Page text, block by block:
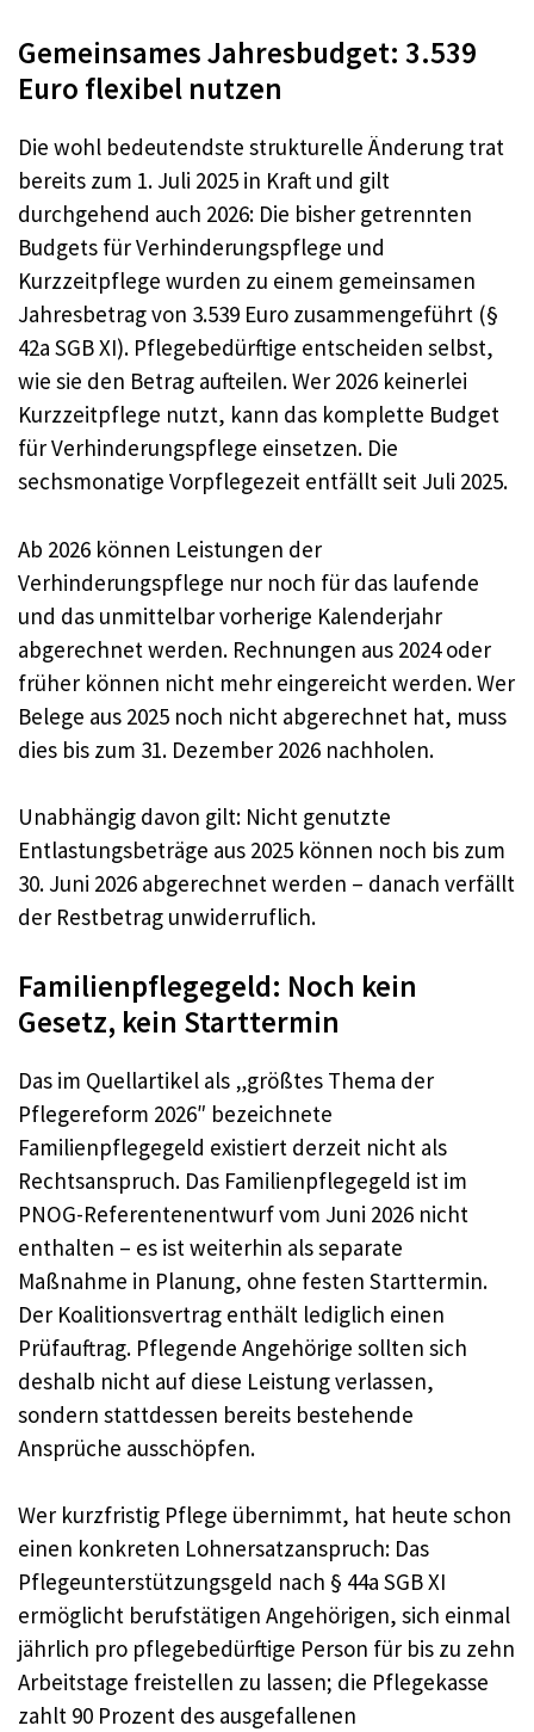
Gemeinsames Jahresbudget: 3.539
Euro flexibel nutzen
Die wohl bedeutendste strukturelle Änderung trat
bereits zum 1. Juli 2025 in Kraft und gilt
durchgehend auch 2026: Die bisher getrennten
Budgets für Verhinderungspflege und
Kurzzeitpflege wurden zu einem gemeinsamen
Jahresbetrag von 3.539 Euro zusammengeführt (§
42a SGB XI). Pflegebedürftige entscheiden selbst,
wie sie den Betrag aufteilen. Wer 2026 keinerlei
Kurzzeitpflege nutzt, kann das komplette Budget
für Verhinderungspflege einsetzen. Die
sechsmonatige Vorpflegezeit entfällt seit Juli 2025.
Ab 2026 können Leistungen der
Verhinderungspflege nur noch für das laufende
und das unmittelbar vorherige Kalenderjahr
abgerechnet werden. Rechnungen aus 2024 oder
früher können nicht mehr eingereicht werden. Wer
Belege aus 2025 noch nicht abgerechnet hat, muss
dies bis zum 31. Dezember 2026 nachholen.
Unabhängig davon gilt: Nicht genutzte
Entlastungsbeträge aus 2025 können noch bis zum
30. Juni 2026 abgerechnet werden – danach verfällt
der Restbetrag unwiderruflich.
Familienpflegegeld: Noch kein
Gesetz, kein Starttermin
Das im Quellartikel als „größtes Thema der
Pflegereform 2026″ bezeichnete
Familienpflegegeld existiert derzeit nicht als
Rechtsanspruch. Das Familienpflegegeld ist im
PNOG-Referentenentwurf vom Juni 2026 nicht
enthalten – es ist weiterhin als separate
Maßnahme in Planung, ohne festen Starttermin.
Der Koalitionsvertrag enthält lediglich einen
Prüfauftrag. Pflegende Angehörige sollten sich
deshalb nicht auf diese Leistung verlassen,
sondern stattdessen bereits bestehende
Ansprüche ausschöpfen.
Wer kurzfristig Pflege übernimmt, hat heute schon
einen konkreten Lohnersatzanspruch: Das
Pflegeunterstützungsgeld nach § 44a SGB XI
ermöglicht berufstätigen Angehörigen, sich einmal
jährlich pro pflegebedürftige Person für bis zu zehn
Arbeitstage freistellen zu lassen; die Pflegekasse
zahlt 90 Prozent des ausgefallenen